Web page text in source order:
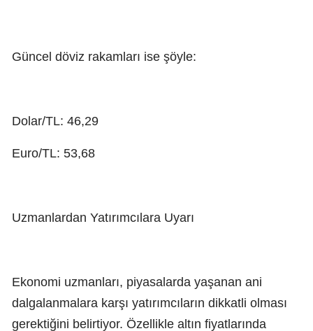
Güncel döviz rakamları ise şöyle:
Dolar/TL: 46,29
Euro/TL: 53,68
Uzmanlardan Yatırımcılara Uyarı
Ekonomi uzmanları, piyasalarda yaşanan ani
dalgalanmalara karşı yatırımcıların dikkatli olması
gerektiğini belirtiyor. Özellikle altın fiyatlarında